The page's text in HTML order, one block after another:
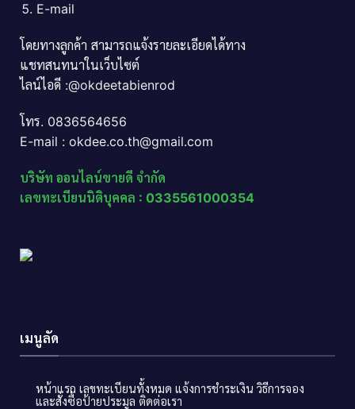
E-mail
โดยทางลูกค้า สามารถแจ้งรายละเอียดได้ทาง
แชทสนทนาในเว็บไซต์
ไลน์ไอดี :@okdeetabienrod
โทร. 0836564656
E-mail : okdee.co.th@gmail.com
บริษัท ออนไลน์ขายดี จำกัด
เลขทะเบียนนิติบุคคล : 0335561000354
เมนูลัด
หน้าแรก เลขทะเบียนทั้งหมด แจ้งการชำระเงิน วิธีการจอง
และสั่งซื้อป้ายประมูล ติดต่อเรา